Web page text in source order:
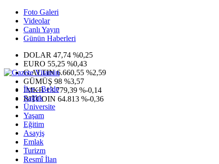
Foto Galeri
Videolar
Canlı Yayın
Günün Haberleri
DOLAR 47,74 %0,25
EURO 55,25 %0,43
G.ALTIN6.660,55 %2,59
GÜMÜŞ 98 %3,57
IMKB13.779,39 %-0,14
BITCOIN 64.813 %-0,36
İlçe - Belde
Sağlık
Üniversite
Yaşam
Eğitim
Asayiş
Emlak
Turizm
Resmî İlan